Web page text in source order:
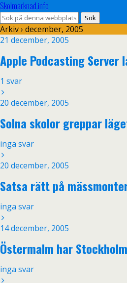
Skolmarknad.info
Arkiv › december, 2005
21 december, 2005
Apple Podcasting Server
1 svar
20 december, 2005
Solna skolor greppar
inga svar
20 december, 2005
Satsa rätt på
inga svar
14 december, 2005
Östermalm har
inga svar